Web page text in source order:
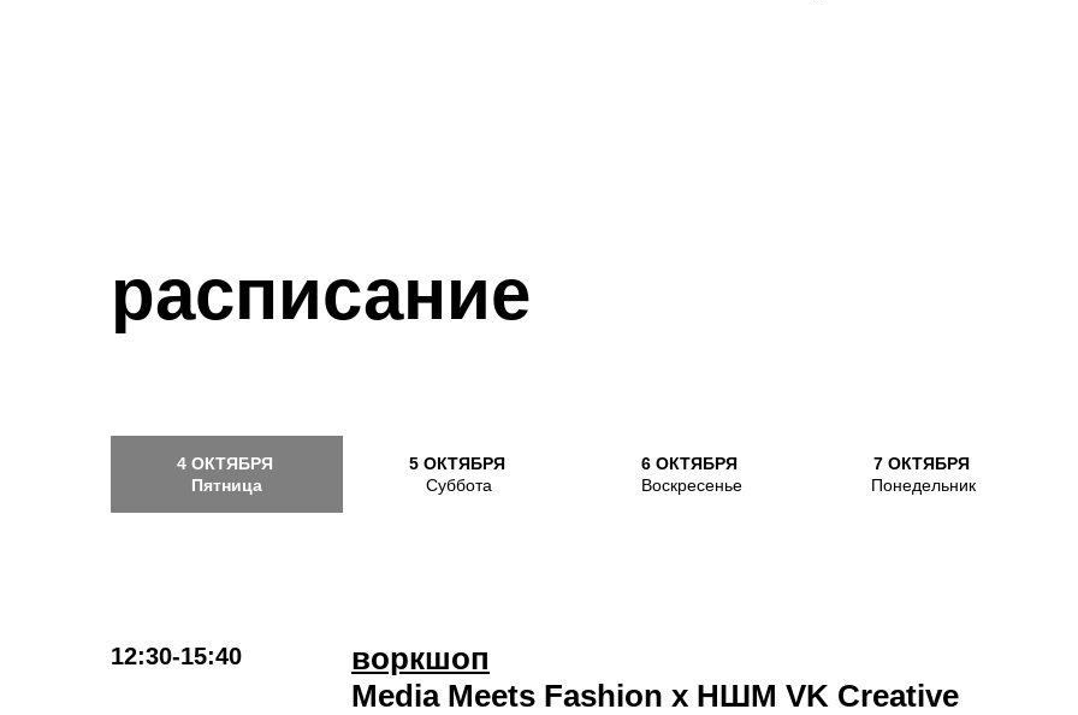
расписание
4 ОКТЯБРЯ
Пятница
5 ОКТЯБРЯ
Суббота
6 ОКТЯБРЯ
Воскресенье
7 ОКТЯБРЯ
Понедельник
12:30-15:40
воркшоп
Media Meets Fashion x НШМ VK Creative